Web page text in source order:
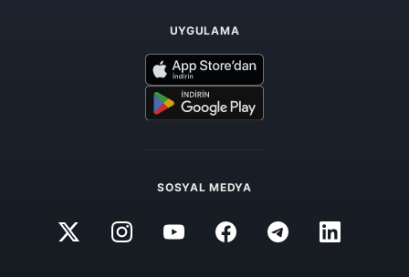
UYGULAMA
SOSYAL MEDYA